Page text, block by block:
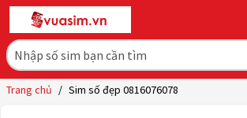
Trang chủ / Sim số đẹp 0816076078